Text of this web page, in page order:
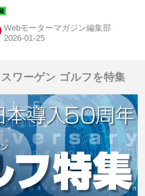
ーライオン6（SEALION 6）」を
。そのディテールを写真で紹介し
。
Webモーターマガジン編集部
ワーゲン ゴルフを特集